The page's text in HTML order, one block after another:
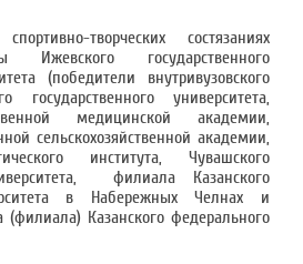
творческих состязаниях
Ижевского государственного
(победители внутривузовского
государственного университета,
медицинской академии,
сельскохозяйственной академии,
института, Чувашского
филиала Казанского
в Набережных Челнах и
(филиала) Казанского федерального